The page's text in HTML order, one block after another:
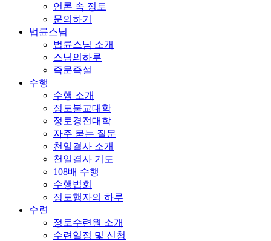
언론 속 정토
문의하기
법륜스님
법륜스님 소개
스님의하루
즉문즉설
수행
수행 소개
정토불교대학
정토경전대학
자주 묻는 질문
천일결사 소개
천일결사 기도
108배 수행
수행법회
정토행자의 하루
수련
정토수련원 소개
수련일정 및 신청